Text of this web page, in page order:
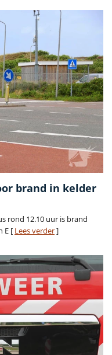
brand in kelder
rond 12.10 uur is brand
E [ Lees verder]